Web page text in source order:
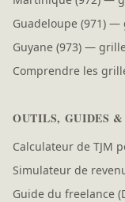
Guadeloupe (971) —
Guyane (973) —
Comprendre les
OUTILS, GUIDES
Calculateur de TJM
Simulateur de
Guide du freelance